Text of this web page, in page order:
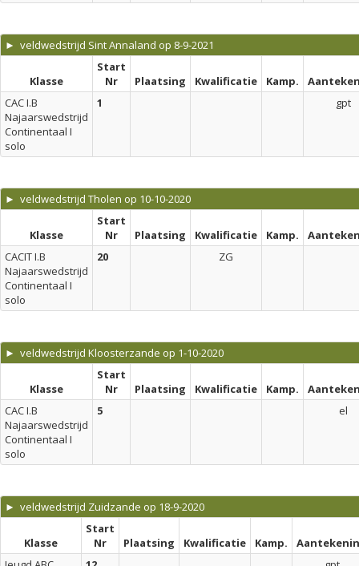
► veldwedstrijd Sint Annaland op 8-9-2021
Klasse
Start
Nr
Plaatsing Kwalificatie Kamp.
CAC I.B
Najaarswedstrijd
Continentaal I
solo
1 gpt
► veldwedstrijd Tholen op 10-10-2020
Klasse
Start
Nr
Plaatsing Kwalificatie Kamp.
CACIT I.B
Najaarswedstrijd
Continentaal I
solo
20 ZG
► veldwedstrijd Kloosterzande op 1-10-2020
Klasse
Start
Nr
Plaatsing Kwalificatie Kamp.
CAC I.B
Najaarswedstrijd
Continentaal I
solo
5 el
► veldwedstrijd Zuidzande op 18-9-2020
Klasse
Start
Nr
Plaatsing Kwalificatie Kamp.